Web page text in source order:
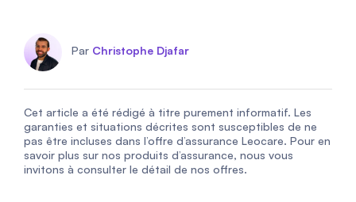
Par Christophe Djafar
Cet article a été rédigé à titre purement informatif. Les
garanties et situations décrites sont susceptibles de ne
pas être incluses dans l’offre d’assurance Leocare. Pour en
savoir plus sur nos produits d’assurance, nous vous
invitons à consulter le détail de nos offres.